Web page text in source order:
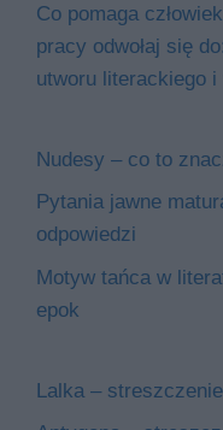
Co pomaga
pracy odwołaj się
utworu literackiego
Nudesy – co to
Pytania jawne
odpowiedzi
Motyw tańca w
epok
Lalka – streszczenie